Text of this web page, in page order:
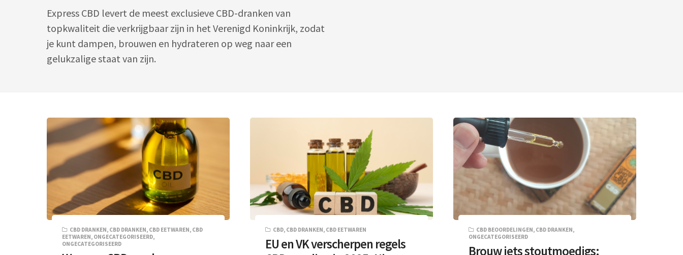
Express CBD levert de meest exclusieve CBD-dranken van
topkwaliteit die verkrijgbaar zijn in het Verenigd Koninkrijk, zodat
je kunt dampen, brouwen en hydrateren op weg naar een
gelukzalige staat van zijn.
CBD DRANKEN, CBD DRANKEN, CBD EETWAREN, CBD
EETWAREN, ONGECATEGORISEERD,
ONGECATEGORISEERD
CBD, CBD DRANKEN, CBD EETWAREN
EU en VK verscherpen regels
CBD BEOORDELINGEN, CBD DRANKEN,
ONGECATEGORISEERD
Brouw iets stoutmoedigs: